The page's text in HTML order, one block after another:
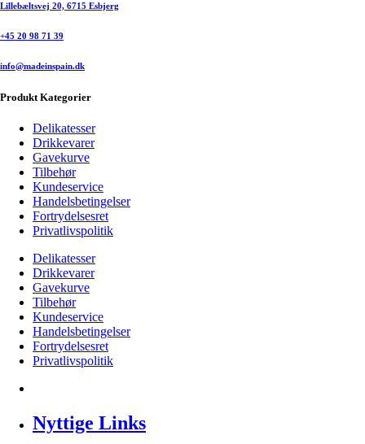
Lillebæltsvej 20, 6715 Esbjerg
+45 20 98 71 39
info@madeinspain.dk
Produkt Kategorier
Delikatesser
Drikkevarer
Gavekurve
Tilbehør
Kundeservice
Handelsbetingelser
Fortrydelsesret
Privatlivspolitik
Delikatesser
Drikkevarer
Gavekurve
Tilbehør
Kundeservice
Handelsbetingelser
Fortrydelsesret
Privatlivspolitik
Nyttige Links